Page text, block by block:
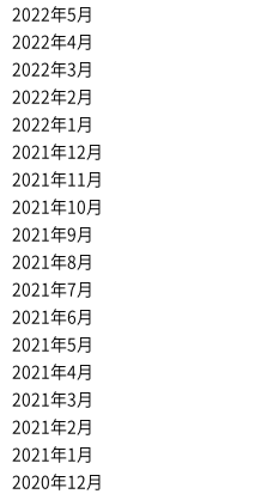
2022年5月
2022年4月
2022年3月
2022年2月
2022年1月
2021年12月
2021年11月
2021年10月
2021年9月
2021年8月
2021年7月
2021年6月
2021年5月
2021年4月
2021年3月
2021年2月
2021年1月
2020年12月